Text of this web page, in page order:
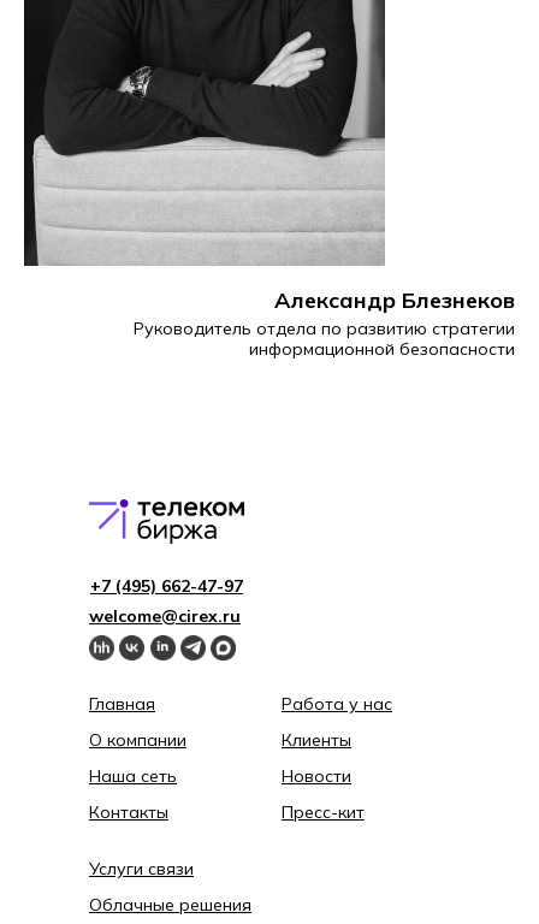
Александр Блезнеков
Руководитель отдела по развитию стратегии
информационной безопасности
Главная
О компании
Наша сеть
Контакты
Работа у нас
Клиенты
Новости
Пресс-кит
welcome@cirex.ru
+7 (495) 662-4 7-97
Услуги связи
Облачные решения